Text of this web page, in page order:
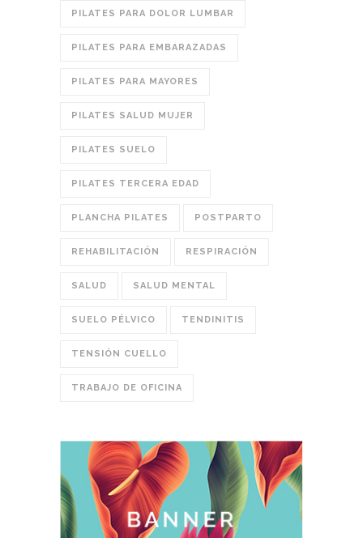
PILATES PARA DOLOR LUMBAR
PILATES PARA EMBARAZADAS
PILATES PARA MAYORES
PILATES SALUD MUJER
PILATES SUELO
PILATES TERCERA EDAD
PLANCHA PILATES POSTPARTO
REHABILITACIÓN RESPIRACIÓN
SALUD SALUD MENTAL
SUELO PÉLVICO TENDINITIS
TENSIÓN CUELLO
TRABAJO DE OFICINA